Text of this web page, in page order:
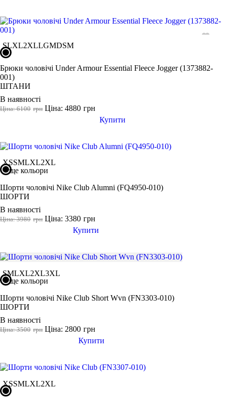
SLXL2XLLGMDSM
Брюки чоловічі Under Armour Essential Fleece Jogger (1373882-
001)
ШТАНИ
В наявності
грн
Ціна: 6100 грн
Ціна: 4880
Купити
XSSMLXL2XL
ще кольори
Шорти чоловічі Nike Club Alumni (FQ4950-010)
ШОРТИ
В наявності
грн
Ціна: 3980 грн
Ціна: 3380
Купити
SMLXL2XL3XL
ще кольори
Шорти чоловічі Nike Club Short Wvn (FN3303-010)
ШОРТИ
В наявності
грн
Ціна: 3500 грн
Ціна: 2800
Купити
XSSMLXL2XL